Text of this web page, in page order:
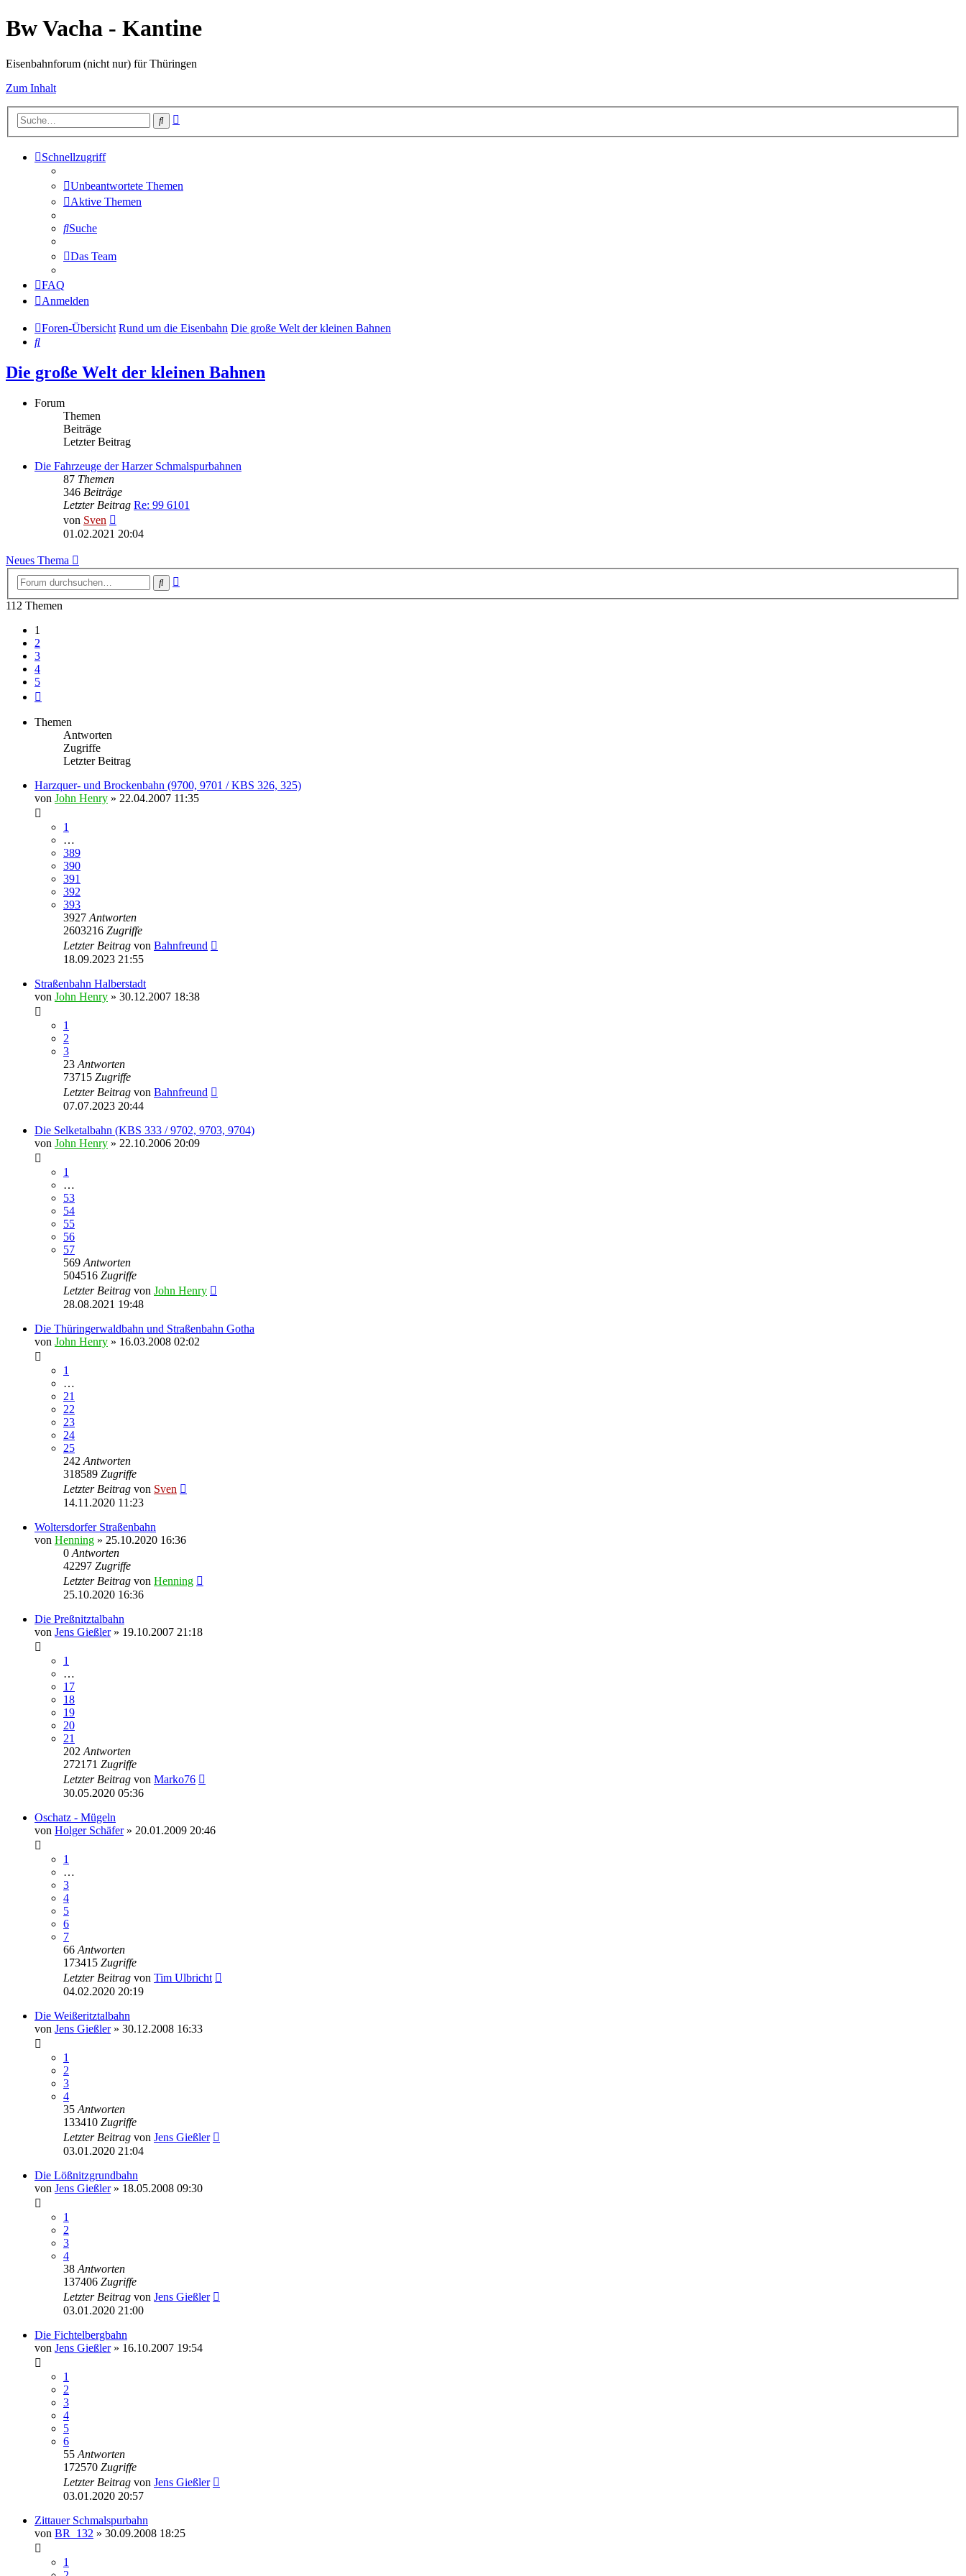
Bw Vacha - Kantine
Eisenbahnforum (nicht nur) für Thüringen
Zum Inhalt
Suche
Schnellzugriff
Unbeantwortete Themen
Aktive Themen
Suche
Das Team
FAQ
Anmelden
Foren-Übersicht Rund um die Eisenbahn Die große Welt der kleinen Bahnen
Suche
Die große Welt der kleinen Bahnen
Forum
Themen
Beiträge
Letzter Beitrag
Die Fahrzeuge der Harzer Schmalspurbahnen
87 Themen
346 Beiträge
Letzter Beitrag Re: 99 6101
von Sven
Beitrag
01.02.2021 20:04
Neues Thema
Suche
112 Themen
1
2
3
4
5
Themen
Antworten
Zugriffe
Letzter Beitrag
Harzquer- und Brockenbahn (9700, 9701 / KBS 326, 325)
von John Henry » 22.04.2007 11:35
1
…
389
390
391
392
393
3927 Antworten
2603216 Zugriffe
Letzter Beitrag von Bahnfreund
18.09.2023 21:55
Straßenbahn Halberstadt
von John Henry » 30.12.2007 18:38
1
2
3
23 Antworten
73715 Zugriffe
Letzter Beitrag von Bahnfreund
07.07.2023 20:44
Die Selketalbahn (KBS 333 / 9702, 9703, 9704)
von John Henry » 22.10.2006 20:09
1
…
53
54
55
56
57
569 Antworten
504516 Zugriffe
Letzter Beitrag von John Henry
28.08.2021 19:48
Die Thüringerwaldbahn und Straßenbahn Gotha
von John Henry » 16.03.2008 02:02
1
…
21
22
23
24
25
242 Antworten
318589 Zugriffe
Letzter Beitrag von Sven
14.11.2020 11:23
Woltersdorfer Straßenbahn
von Henning » 25.10.2020 16:36
0 Antworten
42297 Zugriffe
Letzter Beitrag von Henning
25.10.2020 16:36
Die Preßnitztalbahn
von Jens Gießler» 19.10.2007 21:18
1
…
17
18
19
20
21
202 Antworten
272171 Zugriffe
Letzter Beitrag von Marko76
30.05.2020 05:36
Oschatz - Mügeln
von Holger Schäfer» 20.01.2009 20:46
1
…
3
4
5
6
7
66 Antworten
173415 Zugriffe
Letzter Beitrag von Tim Ulbricht
04.02.2020 20:19
Die Weißeritztalbahn
von Jens Gießler» 30.12.2008 16:33
1
2
3
4
35 Antworten
133410 Zugriffe
Letzter Beitrag von Jens Gießler
03.01.2020 21:04
Die Lößnitzgrundbahn
von Jens Gießler» 18.05.2008 09:30
1
2
3
4
38 Antworten
137406 Zugriffe
Letzter Beitrag von Jens Gießler
03.01.2020 21:00
Die Fichtelbergbahn
von Jens Gießler» 16.10.2007 19:54
1
2
3
4
5
6
55 Antworten
172570 Zugriffe
Letzter Beitrag von Jens Gießler
03.01.2020 20:57
Zittauer Schmalspurbahn
von BR_132 » 30.09.2008 18:25
1